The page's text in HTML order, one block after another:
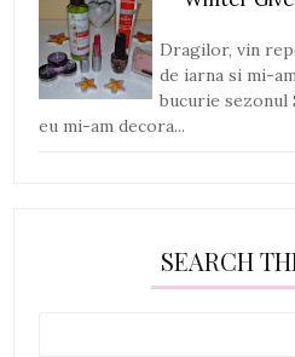
Dragilor, vin
de iarna si mi-
bucurie sezonul
eu mi-am decora...
SEARCH